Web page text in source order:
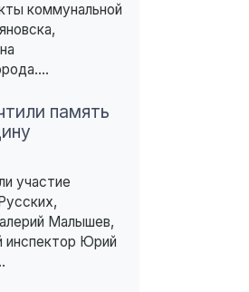
коммунальной
память
участие
Малышев,
инспектор Юрий